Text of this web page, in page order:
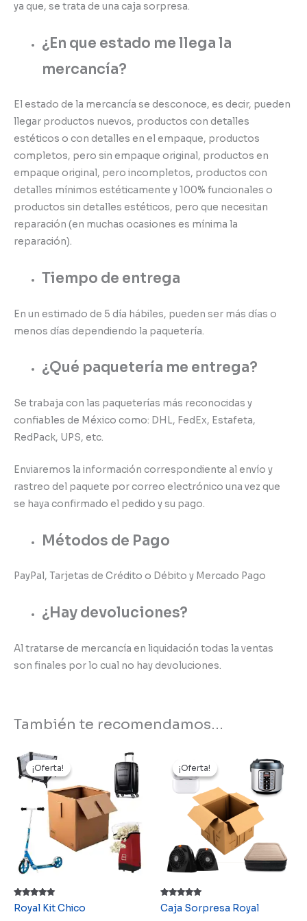
ya que, se trata de una caja sorpresa.
¿En que estado me llega la
mercancía?
El estado de la mercancía se desconoce, es decir, pueden
llegar productos nuevos, productos con detalles
estéticos o con detalles en el empaque, productos
completos, pero sin empaque original, productos en
empaque original, pero incompletos, productos con
detalles mínimos estéticamente y 100% funcionales o
productos sin detalles estéticos, pero que necesitan
reparación (en muchas ocasiones es mínima la
reparación).
Tiempo de entrega
En un estimado de 5 día hábiles, pueden ser más días o
menos días dependiendo la paquetería.
¿Qué paquetería me entrega?
Se trabaja con las paqueterías más reconocidas y
confiables de México como: DHL, FedEx, Estafeta,
RedPack, UPS, etc.
Enviaremos la información correspondiente al envío y
rastreo del paquete por correo electrónico una vez que
se haya confirmado el pedido y su pago.
Métodos de Pago
PayPal, Tarjetas de Crédito o Débito y Mercado Pago
¿Hay devoluciones?
Al tratarse de mercancía en liquidación todas la ventas
son finales por lo cual no hay devoluciones.
También te recomendamos…
¡Oferta!
¡Oferta!
Valorado
con
Royal Kit Chico
¡Oferta!
¡Oferta!
Valorado
con
Caja Sorpresa Royal